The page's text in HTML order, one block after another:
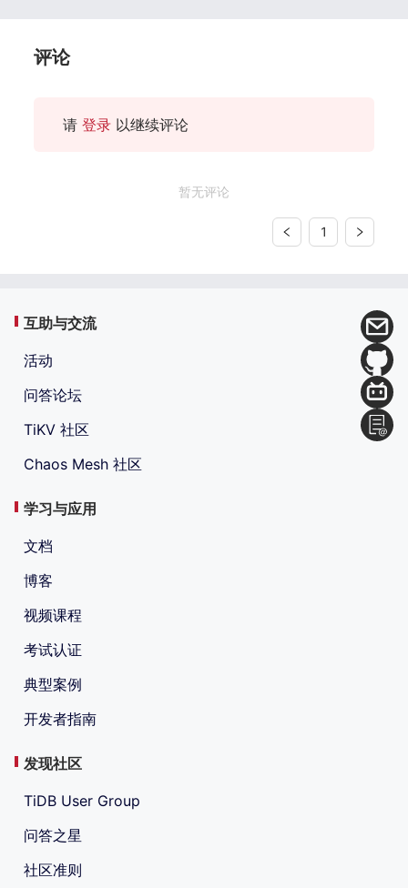
评论
请 登录 以继续评论
暂无评论
1
互助与交流
活动
问答论坛
TiKV 社区
Chaos Mesh 社区
学习与应用
文档
博客
视频课程
考试认证
典型案例
开发者指南
发现社区
TiDB User Group
问答之星
社区准则